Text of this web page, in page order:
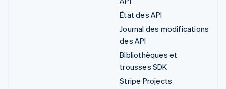
État des API
Journal des modifications
des API
Bibliothèques et
trousses SDK
Stripe Projects